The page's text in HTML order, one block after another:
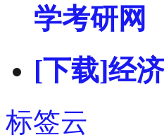
学考研网
[下载]经
标签云